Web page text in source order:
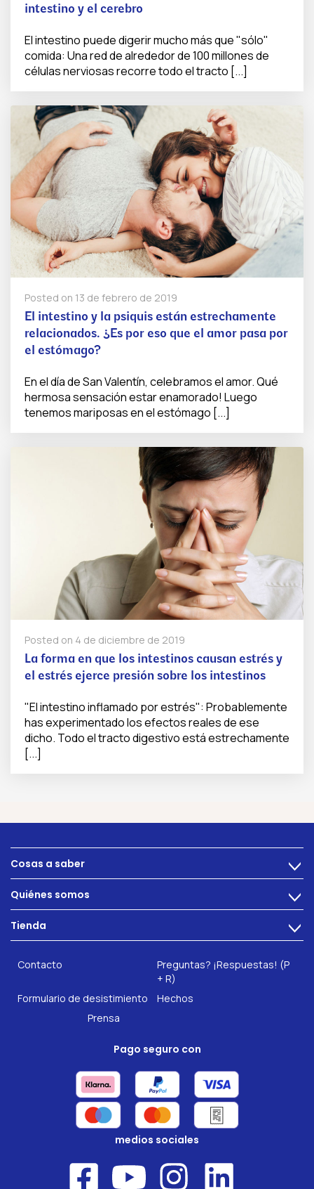
intestino y el cerebro
El intestino puede digerir mucho más que "sólo"
comida: Una red de alrededor de 100 millones de
células nerviosas recorre todo el tracto [...]
Posted on 13 de febrero de 2019
El intestino y la psiquis están estrechamente
relacionados. ¿Es por eso que el amor pasa por
el estómago?
En el día de San Valentín, celebramos el amor. Qué
hermosa sensación estar enamorado! Luego
tenemos mariposas en el estómago [...]
Posted on 4 de diciembre de 2019
La forma en que los intestinos causan estrés y
el estrés ejerce presión sobre los intestinos
"El intestino inflamado por estrés": Probablemente
has experimentado los efectos reales de ese
dicho. Todo el tracto digestivo está estrechamente
[...]
Cosas a saber >
Alimentacion
Problemas intestinales
Salud intestinal
Quiénes somos >
Tecnología
Tienda >
INTEST.pro
Nuestros complementos alimenticios
Contacto
Preguntas? ¡Respuestas! (P
+ R)
Formulario de desistimiento
Hechos
Prensa
Pago seguro con
medios sociales